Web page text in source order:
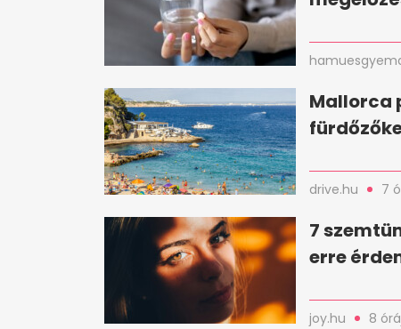
Mallorca
drive.hu 7
7
erre
joy.hu 8